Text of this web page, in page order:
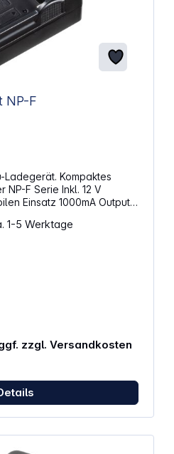
NP-F
Ladegerät. Kompaktes
Inkl. 12 V
1000mA Output
Kontroll-
eine Beschädigung des
Daten: Input:
AC 100V - 240V 50/60Hz Output: DC 8,14V - 1000mA
1-5 Werktage
zzgl. Versandkosten